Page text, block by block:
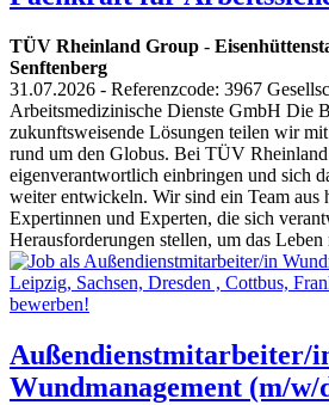
TÜV Rheinland Group -
Senftenberg
31.07.2026 - Referenzcode: 3967
Arbeitsmedizinische Dienste GmbH Die
zukunftsweisende Lösungen teilen wir
rund um den Globus. Bei TÜV
eigenverantwortlich einbringen und sich
weiter entwickeln. Wir sind ein Team aus
Expertinnen und Experten, die sich
Herausforderungen stellen, um das Leben
Außendienstmitarbeiter/
Wundmanagement (m/w/